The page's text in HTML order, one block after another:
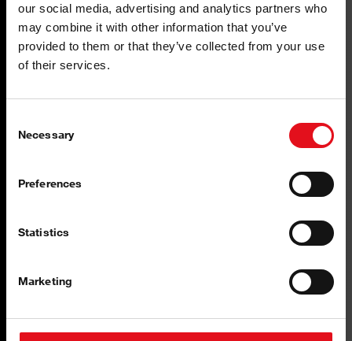
our social media, advertising and analytics partners who
may combine it with other information that you’ve
provided to them or that they’ve collected from your use
of their services.
Selection
Necessary
Preferences
Statistics
Marketing
Uvijek korak ispred
poslovanje — febi vam pomaže da se istaknete.